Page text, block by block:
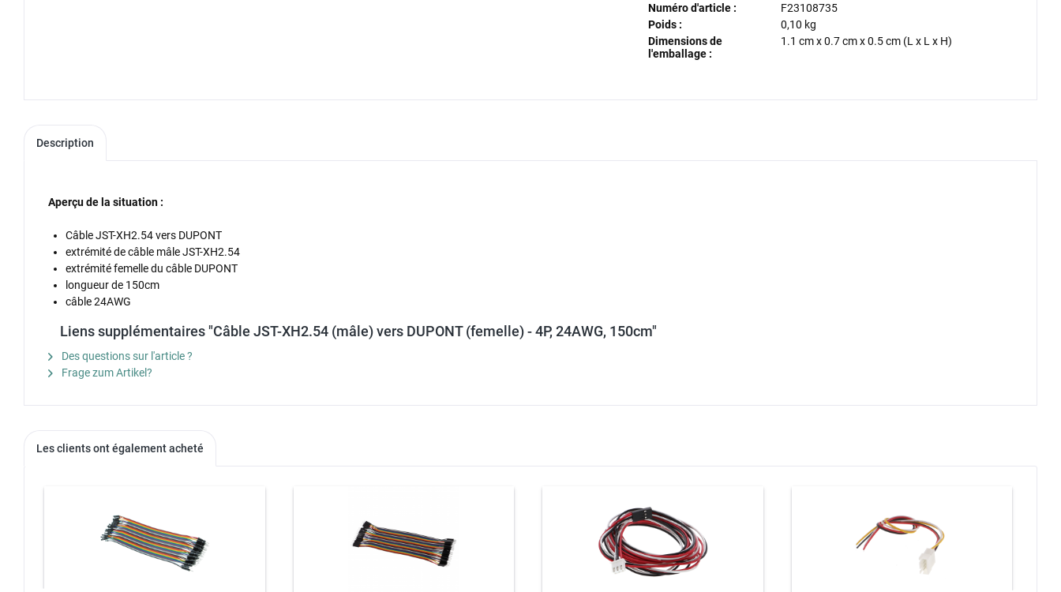
Numéro d'article :
F23108735
Poids :
0,10 kg
Dimensions de
l'emballage :
1.1 cmx0.7 cmx0.5 cm (L x L x H)
Description
Aperçu de la situation :
Câble JST-XH2.54 vers DUPONT
extrémité de câble mâle JST-XH2.54
extrémité femelle du câble DUPONT
longueur de 150cm
câble 24AWG
Liens supplémentaires "Câble JST-XH2.54 (mâle) vers DUPONT (femelle) - 4P, 24AWG, 150cm"
Des questions sur l'article ?
Frage zum Artikel?
Les clients ont également acheté